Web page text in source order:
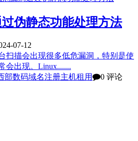
伪静态功能处理方法
07-12
扫描会出现很多低危漏洞，特别是使
会出现。Linux.......
部数码域名注册主机租用
0 评论